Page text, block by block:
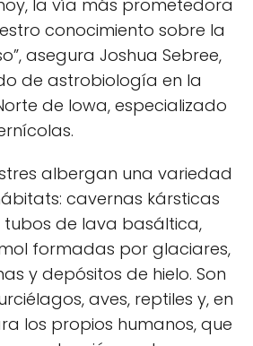
la vía más prometedora
conocimiento sobre la
asegura Joshua Sebree,
de astrobiología en la
de Iowa, especializado
albergan una variedad
cavernas kársticas
de lava basáltica,
formadas por glaciares,
y depósitos de hielo. Son
aves, reptiles y, en
los propios humanos, que